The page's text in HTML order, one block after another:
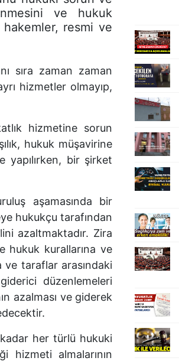
ve hukuk
hakemler, resmi ve
sıra zaman zaman
hizmetler olmayıp,
hizmetine sorun
hukuk müşavirine
yapılırken, bir şirket
aşamasında bir
hukukçu tarafından
azaltmaktadır. Zira
hukuk kurallarına ve
ve taraflar arasındaki
düzenlemeleri
azalması ve giderek
her türlü hukuki
hizmeti almalarının